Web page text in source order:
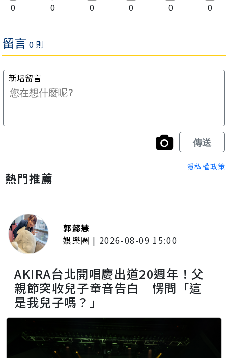
0 0 0 0 0 0
隱私權政策
熱門推薦
郭懿慧
娛樂圈 | 2026-08-09 15:00
AKIRA台北開唱慶出道20週年！父
親節突收兒子童音告白 愣問「這
是我兒子嗎？」